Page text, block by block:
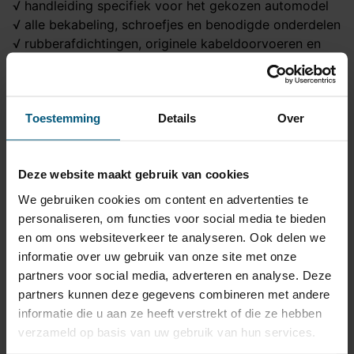
Toestemming Details Over
Deze website maakt gebruik van cookies
We gebruiken cookies om content en advertenties te
personaliseren, om functies voor social media te bieden
en om ons websiteverkeer te analyseren. Ook delen we
informatie over uw gebruik van onze site met onze
partners voor social media, adverteren en analyse. Deze
partners kunnen deze gegevens combineren met andere
informatie die u aan ze heeft verstrekt of die ze hebben
verzameld op basis van uw gebruik van hun services.
√ handleiding specifiek voor het gekozen automodel
√ alle bekabeling, schroefjes en benodigde onderdelen
√ rubberafdichtingen, originele kabeldoorvoeren en
√ canbus of trailer modules als aanbevolen voor een
√ een 7 polige contactdoos
een goede en veilige combinatie voor je auto!
Trekhaak specificatie
Artikelnummer
AHA 18A
Trekhaak systeem
Horizontaal afneembaar
Uitvoering
Na afname van de kogel,
blijft de houder van de
trekhaak zichtbaar.